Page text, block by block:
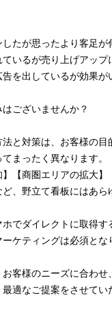
したが思ったより客足が
ているが売り上げアッ
告を出しているが効果が
ございませんか？
と対策は、お客様の目
まったく異なります。
】【商圏エリアの拡大
、野立て看板にはあら
でダイレクトに取得す
ケティングは必須とな
お客様のニーズに合わ
適なご提案をさせてい